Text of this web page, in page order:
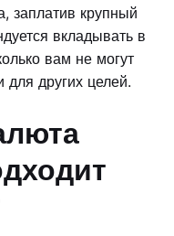
заплатив крупный
вкладывать в
вам не могут
для других целей.